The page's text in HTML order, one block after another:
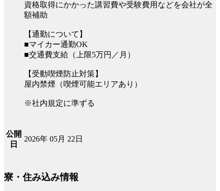
資格取得にかかった講習費や受験費用などを会社が全
額補助
【通勤について】
■マイカー通勤OK
■交通費支給（上限5万円／月）
【受動喫煙防止対策】
屋内禁煙（喫煙可能エリアあり）
※社内規定に準ずる
公開
日
2026年 05月 22日
寮・住み込み情報